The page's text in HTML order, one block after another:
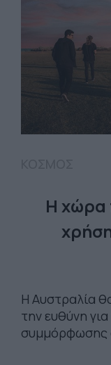
Η χώρα
Η Αυστραλία
την ευθύνη
συμμόρφωσης